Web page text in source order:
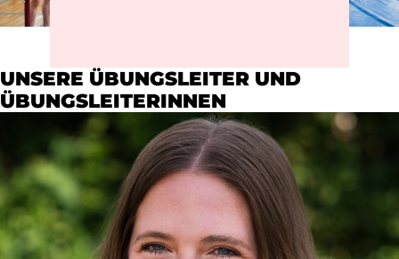
UNSERE ÜBUNGSLEITER UND
ÜBUNGSLEITERINNEN